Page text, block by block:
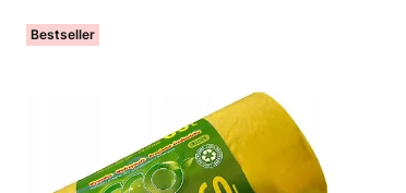
Bestseller